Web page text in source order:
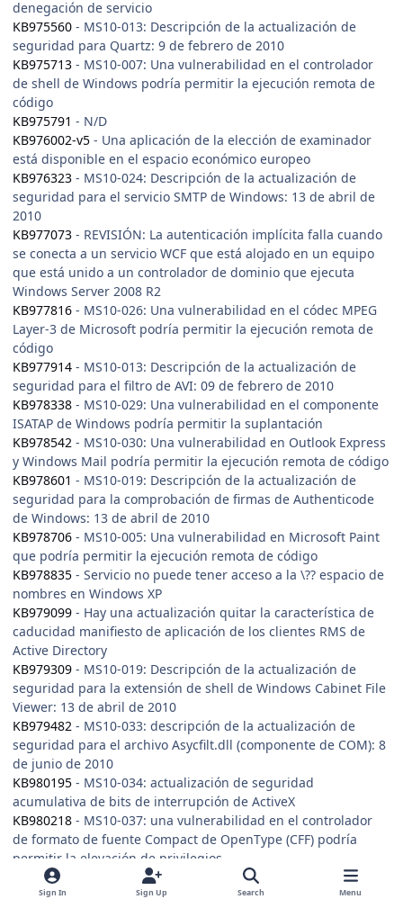
denegación de servicio
KB975560 - MS10-013: Descripción de la actualización de
seguridad para Quartz: 9 de febrero de 2010
KB975713 - MS10-007: Una vulnerabilidad en el controlador
de shell de Windows podría permitir la ejecución remota de
código
KB975791 - N/D
KB976002-v5 - Una aplicación de la elección de examinador
está disponible en el espacio económico europeo
KB976323 - MS10-024: Descripción de la actualización de
seguridad para el servicio SMTP de Windows: 13 de abril de
2010
KB977073 - REVISIÓN: La autenticación implícita falla cuando
se conecta a un servicio WCF que está alojado en un equipo
que está unido a un controlador de dominio que ejecuta
Windows Server 2008 R2
KB977816 - MS10-026: Una vulnerabilidad en el códec MPEG
Layer-3 de Microsoft podría permitir la ejecución remota de
código
KB977914 - MS10-013: Descripción de la actualización de
seguridad para el filtro de AVI: 09 de febrero de 2010
KB978338 - MS10-029: Una vulnerabilidad en el componente
ISATAP de Windows podría permitir la suplantación
KB978542 - MS10-030: Una vulnerabilidad en Outlook Express
y Windows Mail podría permitir la ejecución remota de código
KB978601 - MS10-019: Descripción de la actualización de
seguridad para la comprobación de firmas de Authenticode
de Windows: 13 de abril de 2010
KB978706 - MS10-005: Una vulnerabilidad en Microsoft Paint
que podría permitir la ejecución remota de código
KB978835 - Servicio no puede tener acceso a la \?? espacio de
nombres en Windows XP
KB979099 - Hay una actualización quitar la característica de
caducidad manifiesto de aplicación de los clientes RMS de
Active Directory
KB979309 - MS10-019: Descripción de la actualización de
seguridad para la extensión de shell de Windows Cabinet File
Viewer: 13 de abril de 2010
KB979482 - MS10-033: descripción de la actualización de
seguridad para el archivo Asycfilt.dll (componente de COM): 8
de junio de 2010
KB980195 - MS10-034: actualización de seguridad
acumulativa de bits de interrupción de ActiveX
KB980218 - MS10-037: una vulnerabilidad en el controlador
de formato de fuente Compact de OpenType (CFF) podría
permitir la elevación de privilegios
KB980436
- MS10-049: unas vulnerabilidades en SChannel
podrían permitir la ejecución remota de código
Sign In Sign Up Search Menu